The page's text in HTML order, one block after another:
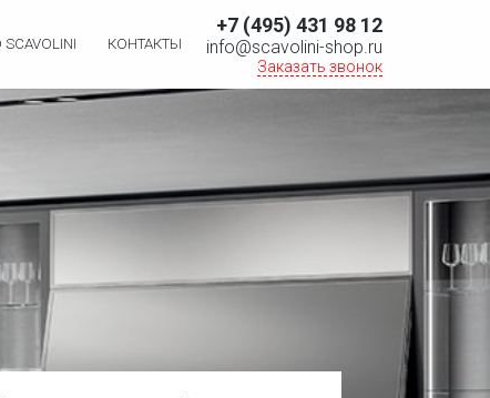
+7 (495) 431 98 12
info@scavolini-shop.ru
Заказать звонок
SCAVOLINI КОНТАКТЫ